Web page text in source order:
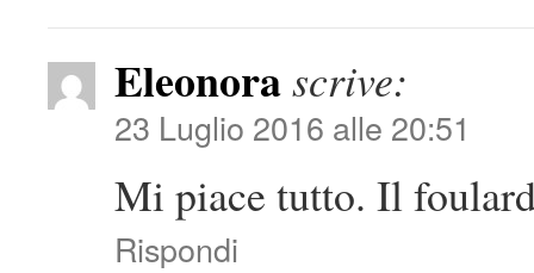
Eleonorascrive:
23 Luglio 2016 alle 20:51
Mi piace tutto. Il
Rispondi